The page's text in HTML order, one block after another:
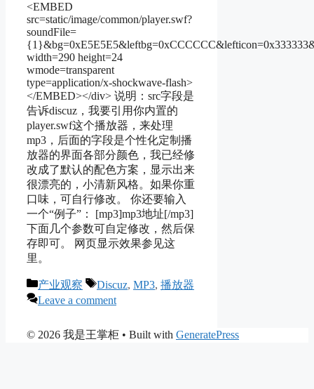
<EMBED
src=static/image/common/player.swf?
soundFile=
width=290 height=24
wmode=transparent
type=application/x-shockwave-flash>
</EMBED></div> 说明：src字段是
告诉discuz，我要引用你内置的
player.swf这个播放器，来处理
mp3，后面的字段是个性化定制播
放器的界面各部分颜色，我已经修
改成了默认的配色方案，显示出来
很漂亮的，小清新风格。如果你重
口味，可自行修改。 你还要输入
一个“例子”： [mp3]mp3地址[/mp3]
下面几个参数可自定修改，然后保
存即可。 网页显示效果参见这
里。
Categories
产业观察 Tags
Discuz, MP3, 播放器
Leave a comment
© 2026 我是王掌柜 • Built with GeneratePress